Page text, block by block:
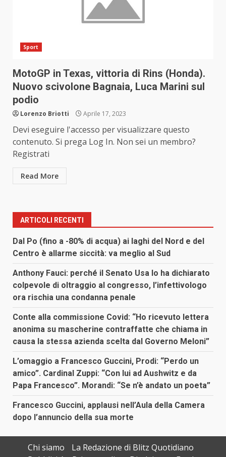
Sport
MotoGP in Texas, vittoria di Rins (Honda).
Nuovo scivolone Bagnaia, Luca Marini sul
podio
Lorenzo Briotti Aprile 17, 2023
Devi eseguire l'accesso per visualizzare questo
contenuto. Si prega Log In. Non sei un membro?
Registrati
Read More
ARTICOLI RECENTI
Dal Po (fino a -80% di acqua) ai laghi del Nord e del
Centro è allarme siccità: va meglio al Sud
Anthony Fauci: perché il Senato Usa lo ha dichiarato
colpevole di oltraggio al congresso, l’infettivologo
ora rischia una condanna penale
Conte alla commissione Covid: “Ho ricevuto lettera
anonima su mascherine contraffatte che chiama in
causa la stessa azienda scelta dal Governo Meloni”
L’omaggio a Francesco Guccini, Prodi: “Perdo un
amico”. Cardinal Zuppi: “Con lui ad Aushwitz e da
Papa Francesco”. Morandi: “Se n’è andato un poeta”
Francesco Guccini, applausi nell’Aula della Camera
dopo l’annuncio della sua morte
Chi siamo
La Redazione di Blitz Quotidiano